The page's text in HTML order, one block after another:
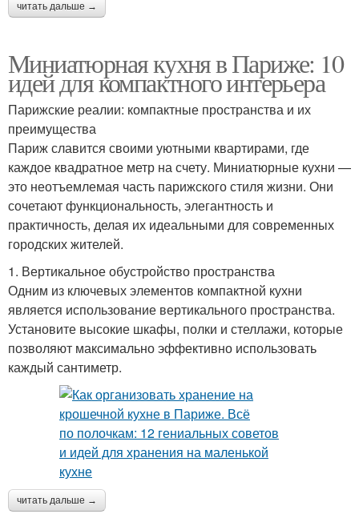
читать дальше →
Миниатюрная кухня в Париже: 10
идей для компактного интерьера
Парижские реалии: компактные пространства и их
преимущества
Париж славится своими уютными квартирами, где
каждое квадратное метр на счету. Миниатюрные кухни —
это неотъемлемая часть парижского стиля жизни. Они
сочетают функциональность, элегантность и
практичность, делая их идеальными для современных
городских жителей.
1. Вертикальное обустройство пространства
Одним из ключевых элементов компактной кухни
является использование вертикального пространства.
Установите высокие шкафы, полки и стеллажи, которые
позволяют максимально эффективно использовать
каждый сантиметр.
читать дальше →